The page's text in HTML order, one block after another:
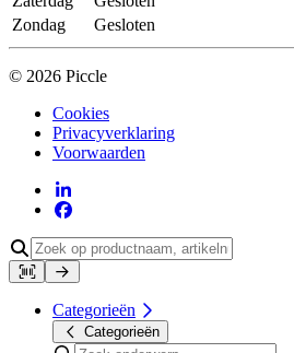
Zondag
Gesloten
© 2026 Piccle
Cookies
Privacyverklaring
Voorwaarden
Categorieën
Categorieën